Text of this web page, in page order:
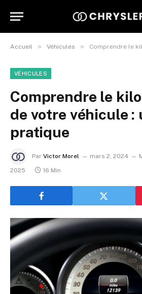
Accueil » Véhicules » Comprendre le
VÉHICULES
Comprendre le
de votre véhicule :
pratique
Par Victor Morel mars 2, 2024
2025
16 Min